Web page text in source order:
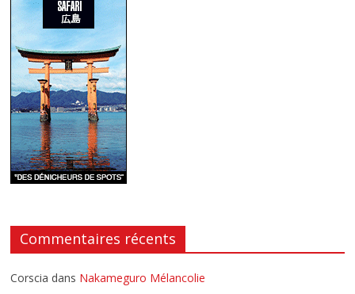
Commentaires récents
Corscia dans Nakameguro Mélancolie